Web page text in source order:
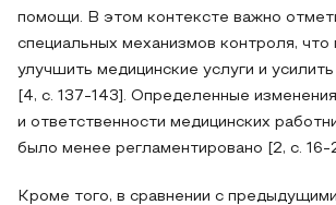
помощи. В этом контексте важно
специальных механизмов контроля, что
улучшить медицинские услуги и
[4, с. 137-143]. Определенные
и ответственности медицинских
было менее регламентировано [2, с. 16-
Кроме того, в сравнении с